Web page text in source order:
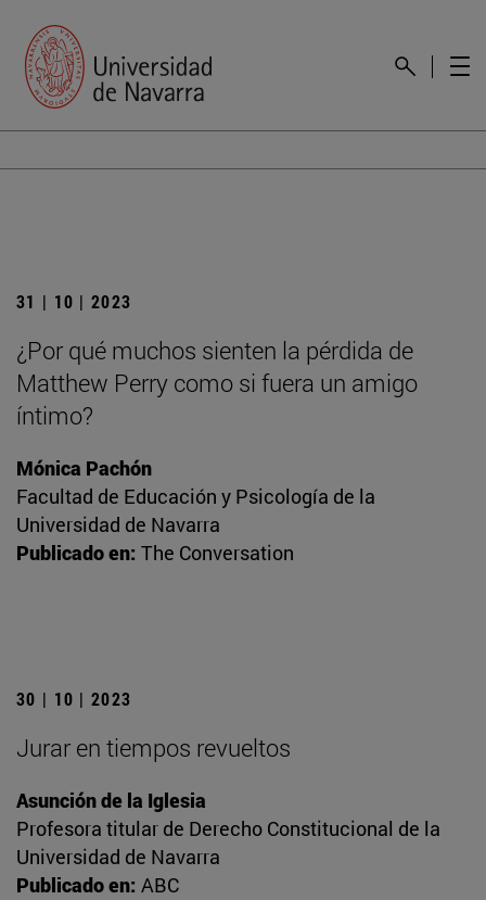
31 | 10 | 2023
¿Por qué muchos sienten la pérdida de
Matthew Perry como si fuera un amigo
íntimo?
Mónica Pachón
Facultad de Educación y Psicología de la
Universidad de Navarra
Publicado en: The Conversation
30 | 10 | 2023
Jurar en tiempos revueltos
Asunción de la Iglesia
Profesora titular de Derecho Constitucional de la
Universidad de Navarra
Publicado en: ABC